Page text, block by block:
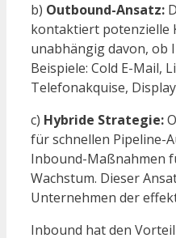
b) Outbound-Ansatz:
kontaktiert potenzielle
unabhängig davon, ob
Beispiele: Cold E-Mail,
Telefonakquise,
c) Hybride Strategie:
für schnellen Pipeline-
Inbound-Maßnahmen
Wachstum. Dieser
Unternehmen der
Inbound hat den